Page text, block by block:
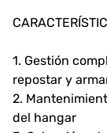
1. Gestión
repostar y
2.
del hangar